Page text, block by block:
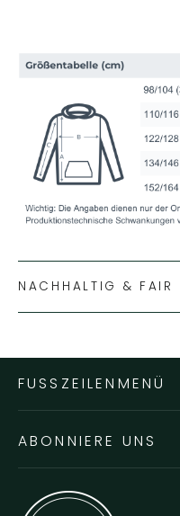
NACHHALTIG & FAIR
FUSSZEILENMENÜ
ABONNIERE UNS